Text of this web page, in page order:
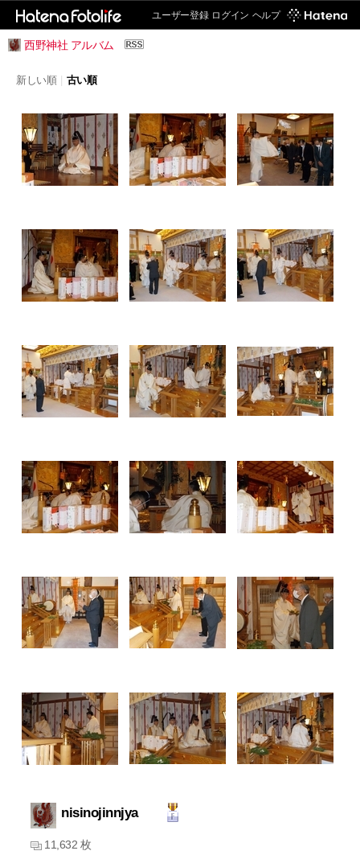
ユーザー登録 ログイン ヘルプ
西野神社 アルバム
新しい順 | 古い順
nisinojinnjya
11,632 枚